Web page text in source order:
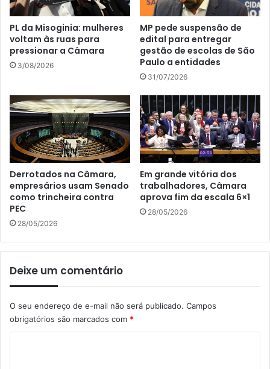
PL da Misoginia: mulheres
voltam às ruas para
pressionar a Câmara
3/08/2026
MP pede suspensão de
edital para entregar
gestão de escolas de São
Paulo a entidades
31/07/2026
Derrotados na Câmara,
empresários usam Senado
como trincheira contra
PEC
28/05/2026
Em grande vitória dos
trabalhadores, Câmara
aprova fim da escala 6×1
28/05/2026
Deixe um comentário
O seu endereço de e-mail não será publicado. Campos
obrigatórios são marcados com *